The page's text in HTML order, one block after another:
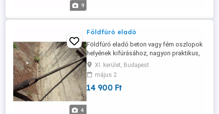
9
4
Földfúró eladó
Földfúró eladó beton vagy fém oszlopok
helyének kifúrásához, nagyon praktikus,
nem kell ásni. Hosszúsága 162 cm, ebből
a fúrófej 40 cm, átmérője 13,5 cm, nagyon
erős anyagból, a tekerőnyél szélessége
85 cm, a fúrófej úgy van kialakítva, hogy
XI. kerület, Budapest
május 2
14 900 Ft